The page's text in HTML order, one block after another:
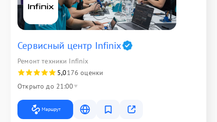
Сервисный центр Infinix
Ремонт техники Infinix
5,0176 оценки
Открыто до 21:00
Маршрут